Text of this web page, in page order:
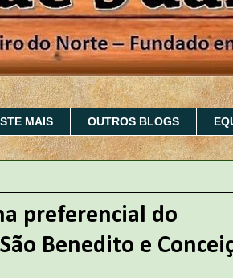
MAIS OUTROS BLOGS
preferencial do
Benedito e